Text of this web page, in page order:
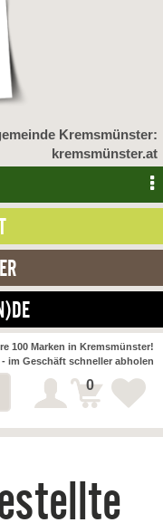
Kremsmünster:
kremsmünster.at
Webseiten
100 Marken in Kremsmünster!
im Geschäft schneller abholen
0